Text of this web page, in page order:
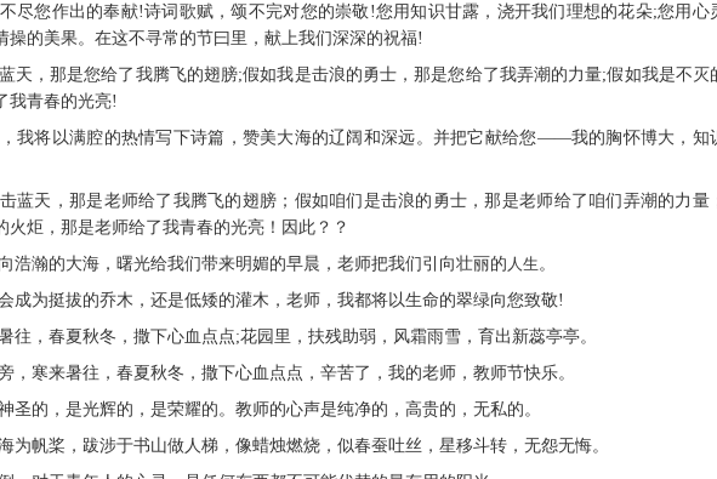
尽您作出的奉献!诗词歌赋，颂不完对您的崇敬!您用知识甘露，浇开我们理想的花朵;您用心
操的美果。在这不寻常的节曰里，献上我们深深的祝福!
天，那是您给了我腾飞的翅膀;假如我是击浪的勇士，那是您给了我弄潮的力量;假如我是不灭
我青春的光亮!
我将以满腔的热情写下诗篇，赞美大海的辽阔和深远。并把它献给您——我的胸怀博大，知
蓝天，那是老师给了我腾飞的翅膀；假如咱们是击浪的勇士，那是老师给了咱们弄潮的力量
火炬，那是老师给了我青春的光亮！因此？？
浩瀚的大海，曙光给我们带来明媚的早晨，老师把我们引向壮丽的 人生。
成为挺拔的乔木，还是低矮的灌木，老师，我都将以生命的翠绿向您致敬!
往，春夏秋冬，撒下心血点点;花园里，扶残助弱，风霜雨雪，育出新蕊亭亭。
，寒来暑往，春夏秋冬，撒下心血点点，辛苦了，我的老师，教师节快乐。
圣的，是光辉的，是荣耀的。教师的心声是纯净的，高贵的，无私的。
为帆桨，跋涉于书山做人梯，像蜡烛燃烧，似春蚕吐丝，星移斗转，无怨无悔。